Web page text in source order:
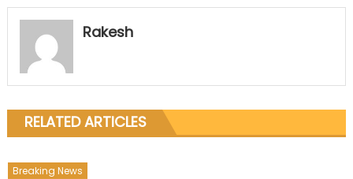
Rakesh
RELATED ARTICLES
Breaking News